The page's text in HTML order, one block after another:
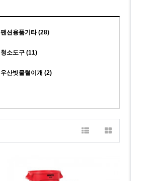
팬션용품기타 (28)
청소도구 (11)
우산빗물털이개 (2)